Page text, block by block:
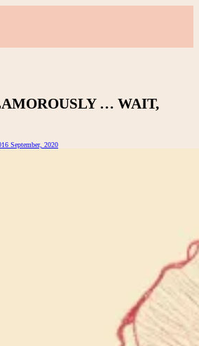
/ Shop / Studio
… WAIT,
16 September, 2020